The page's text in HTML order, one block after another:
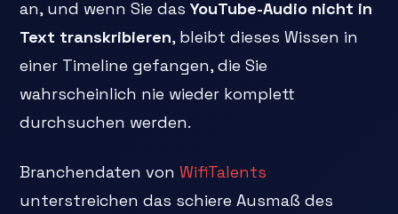
an, und wenn Sie dasYouTube-Audio nicht in
Text transkribieren, bleibt dieses Wissen in
einer Timeline gefangen, die Sie
wahrscheinlich nie wieder komplett
durchsuchen werden.
Branchendaten vonWifiTalents
unterstreichen das schiere Ausmaß des